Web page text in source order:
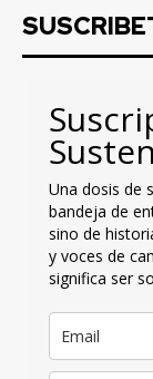
Una dosis de
bandeja de
sino de
y voces de
significa ser